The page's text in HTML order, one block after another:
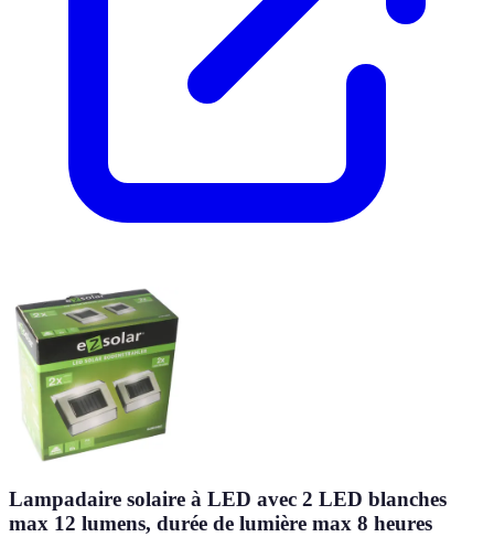
Lampadaire solaire à LED avec 2 LED blanches
max 12 lumens, durée de lumière max 8 heures